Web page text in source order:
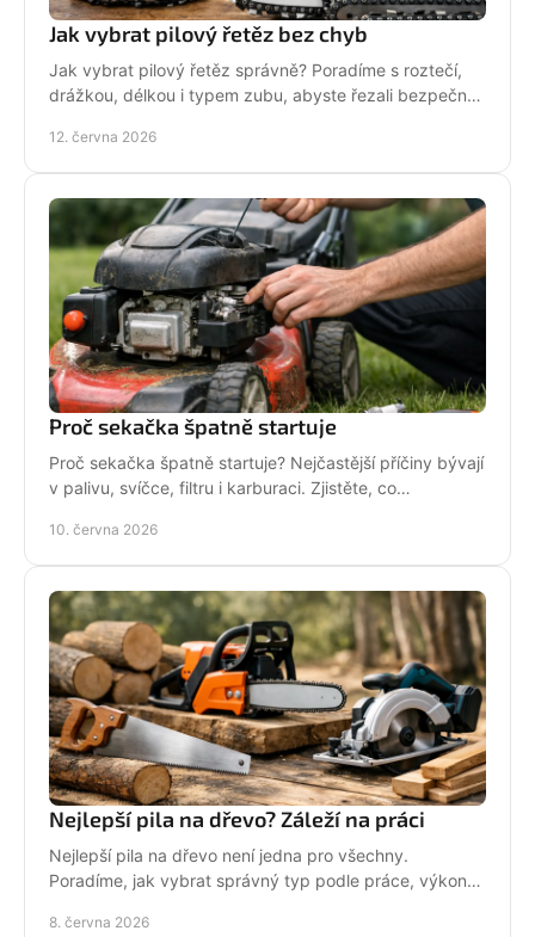
Jak vybrat pilový řetěz bez chyb
Jak vybrat pilový řetěz správně? Poradíme s roztečí,
drážkou, délkou i typem zubu, abyste řezali bezpečně,
12. června 2026
Proč sekačka špatně startuje
Proč sekačka špatně startuje? Nejčastější příčiny bývají
v palivu, svíčce, filtru i karburaci. Zjistěte, co
10. června 2026
Nejlepší pila na dřevo? Záleží na práci
Nejlepší pila na dřevo není jedna pro všechny.
Poradíme, jak vybrat správný typ podle práce, výkonu,
8. června 2026